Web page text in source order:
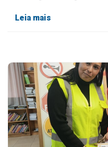
Leia mais